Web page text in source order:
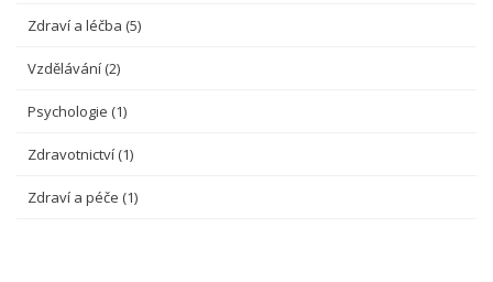
Zdraví a léčba (5)
Vzdělávání (2)
Psychologie (1)
Zdravotnictví (1)
Zdraví a péče (1)